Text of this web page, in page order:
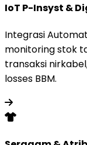
IoT P-Insyst &
Integrasi
monitoring stok
transaksi
losses BBM.